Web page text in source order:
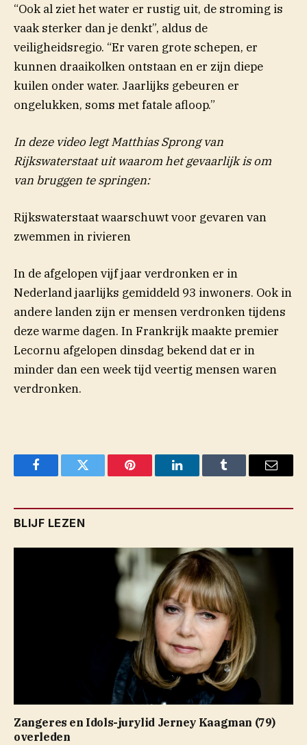
“Ook al ziet het water er rustig uit, de stroming is
vaak sterker dan je denkt”, aldus de
veiligheidsregio. “Er varen grote schepen, er
kunnen draaikolken ontstaan en er zijn diepe
kuilen onder water. Jaarlijks gebeuren er
ongelukken, soms met fatale afloop.”
In deze video legt Matthias Sprong van
Rijkswaterstaat uit waarom het gevaarlijk is om
van bruggen te springen:
Rijkswaterstaat waarschuwt voor gevaren van
zwemmen in rivieren
In de afgelopen vijf jaar verdronken er in
Nederland jaarlijks gemiddeld 93 inwoners. Ook in
andere landen zijn er mensen verdronken tijdens
deze warme dagen. In Frankrijk maakte premier
Lecornu afgelopen dinsdag bekend dat er in
minder dan een week tijd veertig mensen waren
verdronken.
FacebookTwitter Pinterest LinkedInTumblr Email
BLIJF LEZEN
Zangeres en Idols-jurylid Jerney Kaagman (79)
overleden